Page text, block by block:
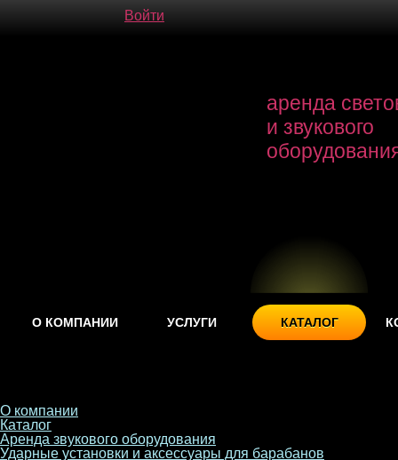
Войти
аренда
и звукового
О КОМПАНИИ УСЛУГИ КАТАЛОГ
О компании
Каталог
Аренда звукового оборудования
Ударные установки и аксессуары для барабанов